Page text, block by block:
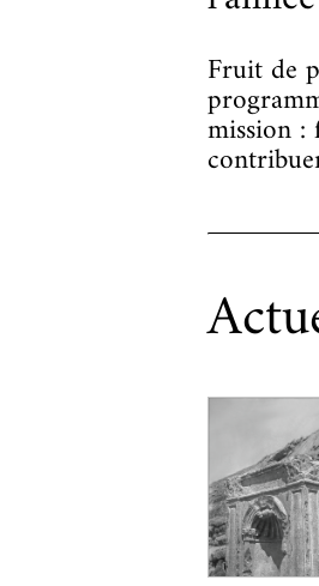
Fruit de
mission :